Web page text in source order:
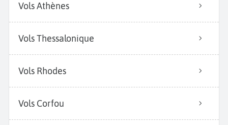
Vols Athènes
Vols Thessalonique
Vols Rhodes
Vols Corfou